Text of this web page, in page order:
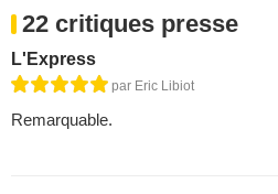
22 critiques presse
L'Express
par Eric Libiot
Remarquable.